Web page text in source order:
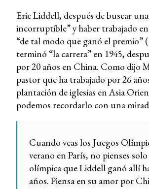
Eric Liddell, después de buscar
incorruptible” y haber trabajado
“de tal modo que ganó el premio”
terminó “la carrera” en 1945,
por 20 años en China. Como dijo
pastor que ha trabajado por 26
plantación de iglesias en Asia
podemos recordarlo con una
Cuando veas los Juegos
verano en París, no pienses
olímpica que Liddell ganó allí
años. Piensa en su amor por